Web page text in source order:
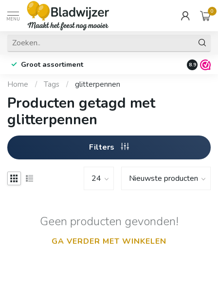
MENU
0
Groot assortiment Fysieke
8.9
Home / Tags / glitterpennen
Producten getagd met
glitterpennen
Filters
Geen producten gevonden!
GA VERDER MET WINKELEN